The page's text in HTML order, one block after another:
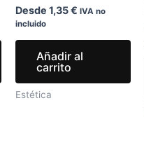
elegir
la
de
producto
Desde 1,35€ IVA no
incluido
Añadir al
carrito
Estética